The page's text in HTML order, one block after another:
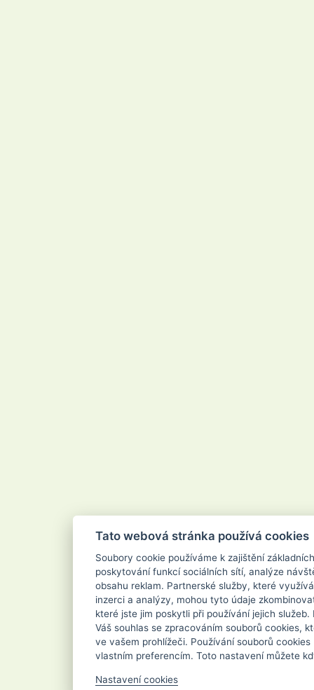
Tato webová stránka používá cookies
Soubory cookie používáme k zajištění
poskytování funkcí sociálních sítí, analýze
obsahu reklam. Partnerské služby, které
inzerci a analýzy, mohou tyto údaje
které jste jim poskytli při používání jejich služeb.
Váš souhlas se zpracováním souborů cookies,
ve vašem prohlížeči. Používání souborů
vlastním preferencím. Toto nastavení můžete
Nastavení cookies